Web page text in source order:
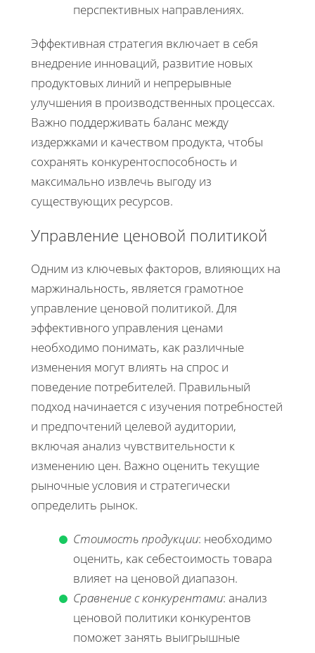
перспективных направлениях.
Эффективная стратегия включает в себя
внедрение инноваций, развитие новых
продуктовых линий и непрерывные
улучшения в производственных процессах.
Важно поддерживать баланс между
издержками и качеством продукта, чтобы
сохранять конкурентоспособность и
максимально извлечь выгоду из
существующих ресурсов.
Управление ценовой политикой
Одним из ключевых факторов, влияющих на
маржинальность, является грамотное
управление ценовой политикой. Для
эффективного управления ценами
необходимо понимать, как различные
изменения могут влиять на спрос и
поведение потребителей. Правильный
подход начинается с изучения потребностей
и предпочтений целевой аудитории,
включая анализ чувствительности к
изменению цен. Важно оценить текущие
рыночные условия и стратегически
определить рынок.
Стоимость продукции: необходимо
оценить, как себестоимость товара
влияет на ценовой диапазон.
Сравнение с конкурентами: анализ
ценовой политики конкурентов
поможет занять выигрышные